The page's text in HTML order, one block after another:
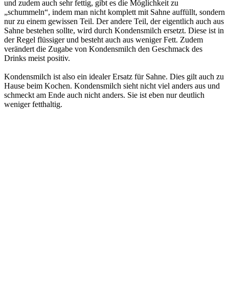
und zudem auch sehr fettig, gibt es die Möglichkeit zu
„schummeln“, indem man nicht komplett mit Sahne auffüllt, sondern
nur zu einem gewissen Teil. Der andere Teil, der eigentlich auch aus
Sahne bestehen sollte, wird durch Kondensmilch ersetzt. Diese ist in
der Regel flüssiger und besteht auch aus weniger Fett. Zudem
verändert die Zugabe von Kondensmilch den Geschmack des
Drinks meist positiv.
Kondensmilch ist also ein idealer Ersatz für Sahne. Dies gilt auch zu
Hause beim Kochen. Kondensmilch sieht nicht viel anders aus und
schmeckt am Ende auch nicht anders. Sie ist eben nur deutlich
weniger fetthaltig.